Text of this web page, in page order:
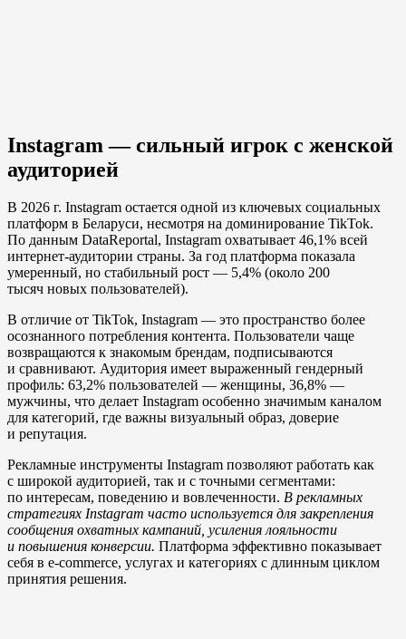
Instagram — сильный игрок с женской
аудиторией
В 2026 г. Instagram остается одной из ключевых социальных
платформ в Беларуси, несмотря на доминирование TikTok.
По данным DataReportal, Instagram охватывает 46,1% всей
интернет-аудитории страны. За год платформа показала
умеренный, но стабильный рост — 5,4% (около 200
тысяч новых пользователей).
В отличие от TikTok, Instagram — это пространство более
осознанного потребления контента. Пользователи чаще
возвращаются к знакомым брендам, подписываются
и сравнивают. Аудитория имеет выраженный гендерный
профиль: 63,2% пользователей — женщины, 36,8% —
мужчины, что делает Instagram особенно значимым каналом
для категорий, где важны визуальный образ, доверие
и репутация.
Рекламные инструменты Instagram позволяют работать как
с широкой аудиторией, так и с точными сегментами:
по интересам, поведению и вовлеченности. В рекламных
стратегиях Instagram часто используется для закрепления
сообщения охватных кампаний, усиления лояльности
и повышения конверсии. Платформа эффективно показывает
себя в e-commerce, услугах и категориях с длинным циклом
принятия решения.